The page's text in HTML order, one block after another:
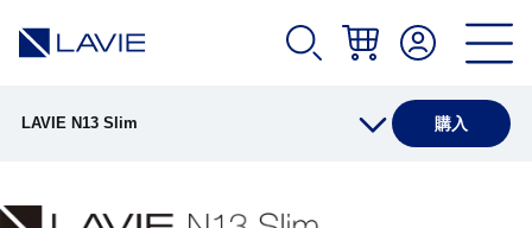
LAVIE N13 Slim 購入
製品情報